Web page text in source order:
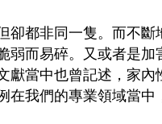
都非同一隻。而不斷
弱而易碎。又或者是加
獻當中也曾記述，家內
在我們的專業領域當中